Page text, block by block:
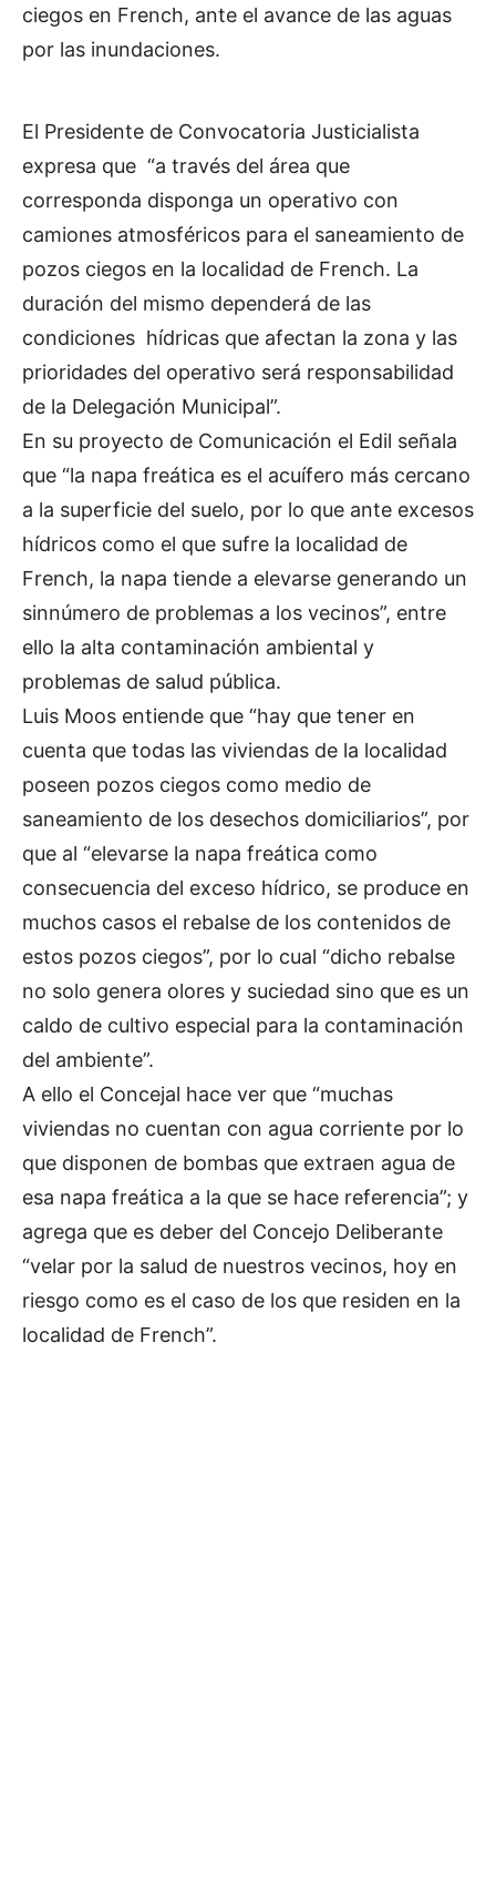
ciegos en French, ante el avance de las aguas
por las inundaciones.
El Presidente de Convocatoria Justicialista
expresa que “a través del área que
corresponda disponga un operativo con
camiones atmosféricos para el saneamiento de
pozos ciegos en la localidad de French. La
duración del mismo dependerá de las
condiciones hídricas que afectan la zona y las
prioridades del operativo será responsabilidad
de la Delegación Municipal”.
En su proyecto de Comunicación el Edil señala
que “la napa freática es el acuífero más cercano
a la superficie del suelo, por lo que ante excesos
hídricos como el que sufre la localidad de
French, la napa tiende a elevarse generando un
sinnúmero de problemas a los vecinos”, entre
ello la alta contaminación ambiental y
problemas de salud pública.
Luis Moos entiende que “hay que tener en
cuenta que todas las viviendas de la localidad
poseen pozos ciegos como medio de
saneamiento de los desechos domiciliarios”, por
que al “elevarse la napa freática como
consecuencia del exceso hídrico, se produce en
muchos casos el rebalse de los contenidos de
estos pozos ciegos”, por lo cual “dicho rebalse
no solo genera olores y suciedad sino que es un
caldo de cultivo especial para la contaminación
del ambiente”.
A ello el Concejal hace ver que “muchas
viviendas no cuentan con agua corriente por lo
que disponen de bombas que extraen agua de
esa napa freática a la que se hace referencia”; y
agrega que es deber del Concejo Deliberante
“velar por la salud de nuestros vecinos, hoy en
riesgo como es el caso de los que residen en la
localidad de French”.